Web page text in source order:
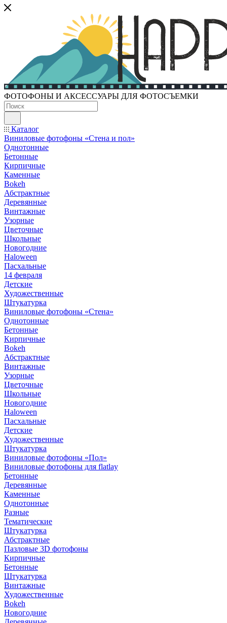
ФОТОФОНЫ И АКСЕССУАРЫ ДЛЯ ФОТОСЪЕМКИ
Каталог
Виниловые фотофоны «Стена и пол»
Однотонные
Бетонные
Кирпичные
Каменные
Bokeh
Абстрактные
Деревянные
Винтажные
Узорные
Цветочные
Школьные
Новогодние
Haloween
Пасхальные
14 февраля
Детские
Художественные
Штукатурка
Виниловые фотофоны «Стена»
Однотонные
Бетонные
Кирпичные
Bokeh
Абстрактные
Винтажные
Узорные
Цветочные
Школьные
Новогодние
Haloween
Пасхальные
Детские
Художественные
Штукатурка
Виниловые фотофоны «Пол»
Виниловые фотофоны для flatlay
Бетонные
Деревянные
Каменные
Однотонные
Разные
Тематические
Штукатурка
Абстрактные
Пазловые 3D фотофоны
Кирпичные
Бетонные
Штукатурка
Винтажные
Художественные
Bokeh
Новогодние